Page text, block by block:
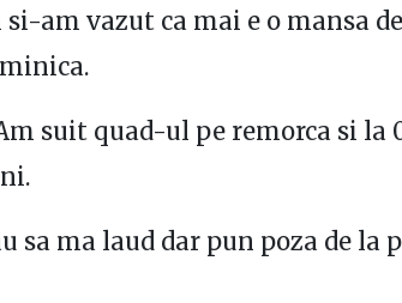
am vazut ca mai e o mansa
suit quad-ul pe remorca si la
sa ma laud dar pun poza de la